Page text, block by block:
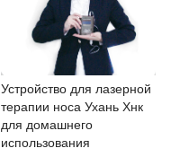
Устройство для лазерной
терапии носа Ухань Хнк
для домашнего
использования